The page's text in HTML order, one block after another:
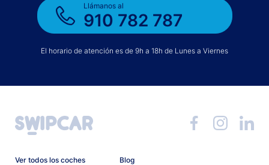
Llámanos al
910 782 787
El horario de atención es de 9h a 18h de Lunes a Viernes
Ver todos los coches
Blog